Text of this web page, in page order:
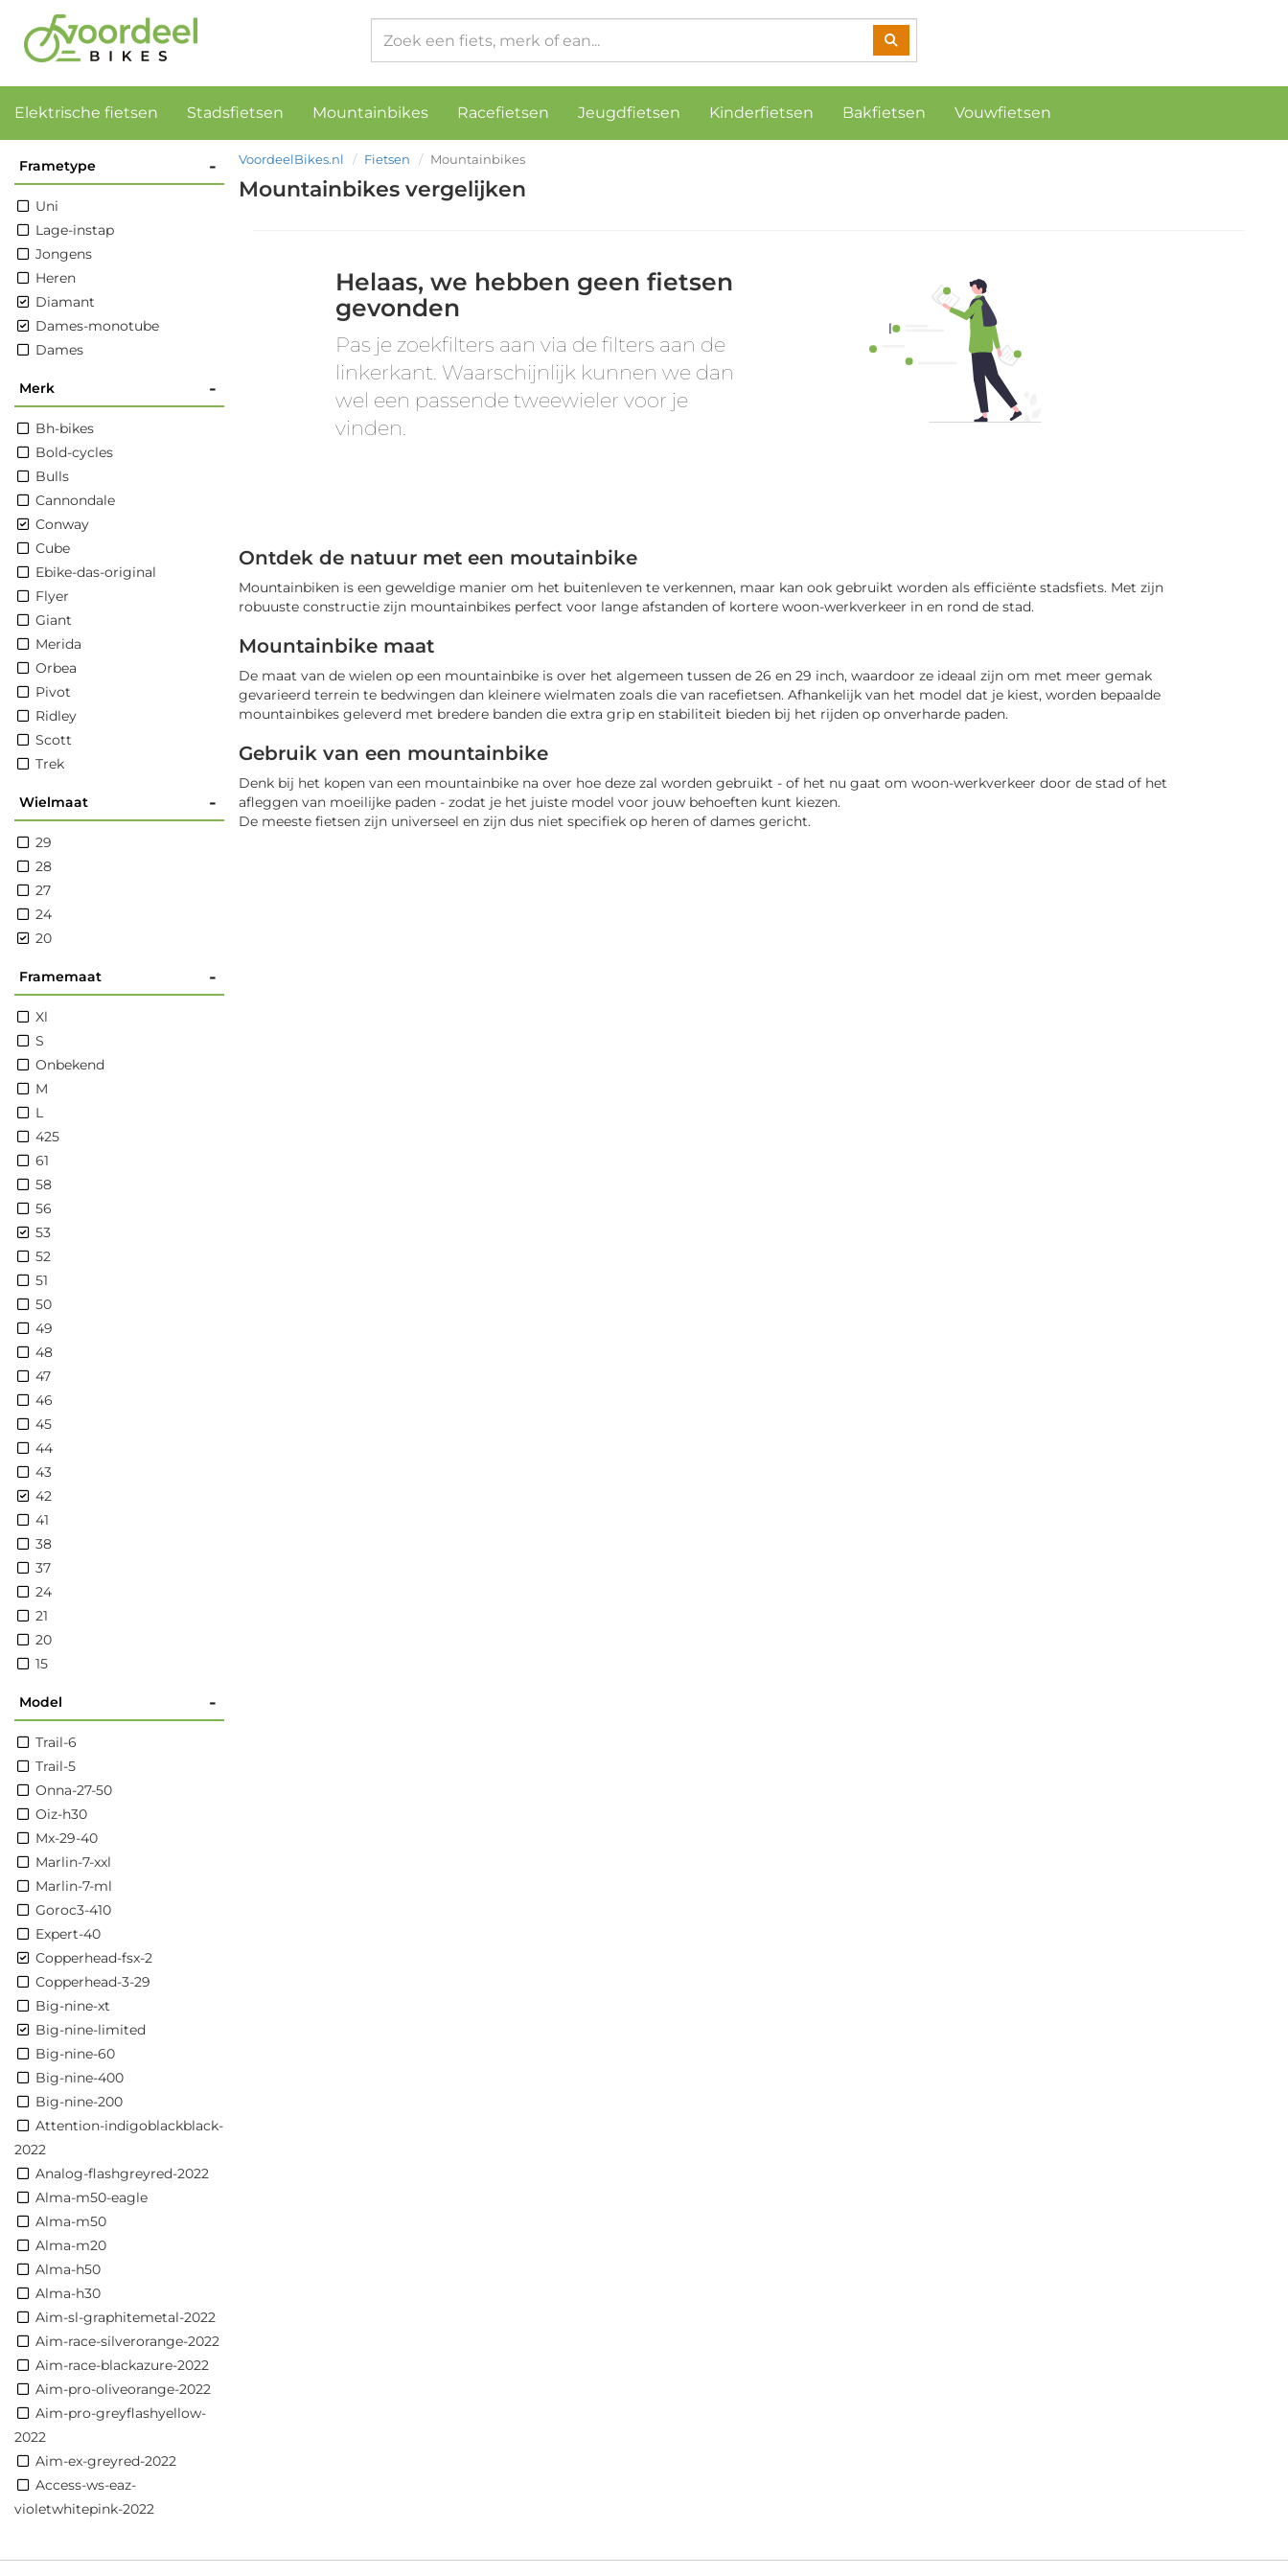
Elektrische fietsen Stadsfietsen Mountainbikes Racefietsen Jeugdfietsen Kinderfietsen Bakfietsen Vouwfietsen
Frametype -
Uni
Lage-instap
Jongens
Heren
Diamant
Dames-monotube
Dames
Merk -
Bh-bikes
Bold-cycles
Bulls
Cannondale
Conway
Cube
Ebike-das-original
Flyer
Giant
Merida
Orbea
Pivot
Ridley
Scott
Trek
Wielmaat -
29
28
27
24
20
Framemaat -
Xl
S
Onbekend
M
L
425
61
58
56
53
52
51
50
49
48
47
46
45
44
43
42
41
38
37
24
21
20
15
Model -
Trail-6
Trail-5
Onna-27-50
Oiz-h30
Mx-29-40
Marlin-7-xxl
Marlin-7-ml
Goroc3-410
Expert-40
Copperhead-fsx-2
Copperhead-3-29
Big-nine-xt
Big-nine-limited
Big-nine-60
Big-nine-400
Big-nine-200
Attention-indigoblackblack-
2022
Analog-flashgreyred-2022
Alma-m50-eagle
Alma-m50
Alma-m20
Alma-h50
Alma-h30
Aim-sl-graphitemetal-2022
Aim-race-silverorange-2022
Aim-race-blackazure-2022
Aim-pro-oliveorange-2022
Aim-pro-greyflashyellow-
2022
Aim-ex-greyred-2022
Access-ws-eaz-
violetwhitepink-2022
VoordeelBikes.nl Fietsen Mountainbikes
Mountainbikes vergelijken
Helaas, we hebben geen fietsen
gevonden
Pas je zoekfilters aan via de filters aan de
linkerkant. Waarschijnlijk kunnen we dan
wel een passende tweewieler voor je
vinden.
Ontdek de natuur met een moutainbike
Mountainbiken is een geweldige manier om het buitenleven te verkennen, maar kan ook gebruikt worden als efficiënte stadsfiets. Met zijn
robuuste constructie zijn mountainbikes perfect voor lange afstanden of kortere woon-werkverkeer in en rond de stad.
Mountainbike maat
De maat van de wielen op een mountainbike is over het algemeen tussen de 26 en 29 inch, waardoor ze ideaal zijn om met meer gemak
gevarieerd terrein te bedwingen dan kleinere wielmaten zoals die van racefietsen. Afhankelijk van het model dat je kiest, worden bepaalde
mountainbikes geleverd met bredere banden die extra grip en stabiliteit bieden bij het rijden op onverharde paden.
Gebruik van een mountainbike
Denk bij het kopen van een mountainbike na over hoe deze zal worden gebruikt - of het nu gaat om woon-werkverkeer door de stad of het
afleggen van moeilijke paden - zodat je het juiste model voor jouw behoeften kunt kiezen.
De meeste fietsen zijn universeel en zijn dus niet specifiek op heren of dames gericht.